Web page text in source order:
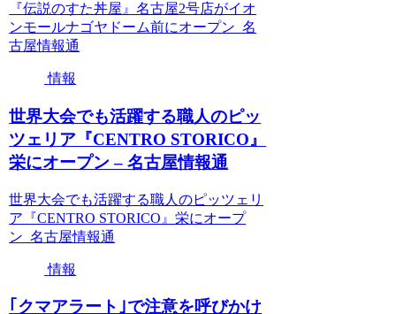
『伝説のすた丼屋』名古屋2号店がイオ
ンモールナゴヤドーム前にオープン 名
古屋情報通
情報
世界大会でも活躍する職人のピッ
ツェリア『CENTRO STORICO』
栄にオープン – 名古屋情報通
世界大会でも活躍する職人のピッツェリ
ア『CENTRO STORICO』栄にオープ
ン 名古屋情報通
情報
｢クマアラート｣で注意を呼びかけ